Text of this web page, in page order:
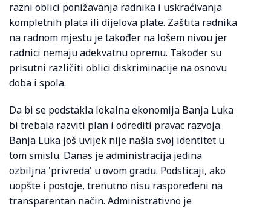
razni oblici ponižavanja radnika i uskraćivanja
kompletnih plata ili dijelova plate. Zaštita radnika
na radnom mjestu je također na lošem nivou jer
radnici nemaju adekvatnu opremu. Također su
prisutni različiti oblici diskriminacije na osnovu
doba i spola.
Da bi se podstakla lokalna ekonomija Banja Luka
bi trebala razviti plan i odrediti pravac razvoja.
Banja Luka još uvijek nije našla svoj identitet u
tom smislu. Danas je administracija jedina
ozbiljna 'privreda' u ovom gradu. Podsticaji, ako
uopšte i postoje, trenutno nisu raspoređeni na
transparentan način. Administrativno je